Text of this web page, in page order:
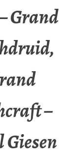
Grand
–